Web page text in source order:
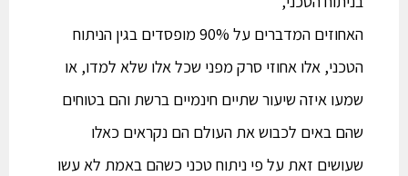
האחוזים המדברים על 90% מופסדים בגין הניתוח
הטכני, אלו אחוזי סרק מפני שכל אלו שלא למדו, או
שמעו איזה שיעור שתיים חינמיים ברשת והם בטוחים
שהם באים לכבוש את העולם הם נקראים כאלו
שעושים זאת על פי ניתוח טכני כשהם באמת לא עשו